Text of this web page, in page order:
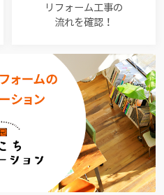
リフォーム工事の
流れを確認！